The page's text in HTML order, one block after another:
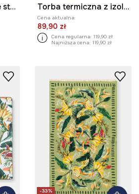
Kubek termiczny ze stali nierdzewnej 480 ml Torba termiczna z izolacją bawełniana
Cena aktualna:
89,90 zł
Cena regularna: 119,90 zł
Najniższa cena: 119,90 zł
-33%